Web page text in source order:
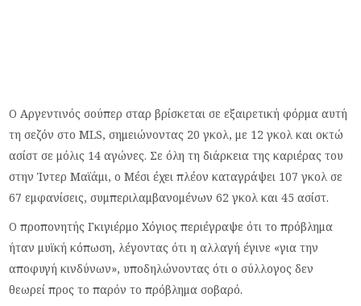
Ο Αργεντινός σούπερ σταρ βρίσκεται σε εξαιρετική φόρμα αυτή
τη σεζόν στο MLS, σημειώνοντας 20 γκολ, με 12 γκολ και οκτώ
ασίστ σε μόλις 14 αγώνες. Σε όλη τη διάρκεια της καριέρας του
στην Ίντερ Μαϊάμι, ο Μέσι έχει πλέον καταγράψει 107 γκολ σε
67 εμφανίσεις, συμπεριλαμβανομένων 62 γκολ και 45 ασίστ.
Ο προπονητής Γκιγιέρμο Χόγιος περιέγραψε ότι το πρόβλημα
ήταν μυϊκή κόπωση, λέγοντας ότι η αλλαγή έγινε «για την
αποφυγή κινδύνων», υποδηλώνοντας ότι ο σύλλογος δεν
θεωρεί προς το παρόν το πρόβλημα σοβαρό.